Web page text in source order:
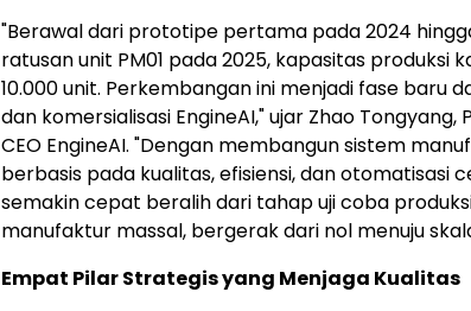
"Berawal dari prototipe pertama pada 2024
ratusan unit PM01 pada 2025, kapasitas produksi
10.000 unit. Perkembangan ini menjadi fase baru
dan komersialisasi EngineAI," ujar Zhao Tongyang,
CEO EngineAI. "Dengan membangun sistem
berbasis pada kualitas, efisiensi, dan otomatisasi
semakin cepat beralih dari tahap uji coba
manufaktur massal, bergerak dari nol menuju
Empat Pilar Strategis yang Menjaga Kualitas